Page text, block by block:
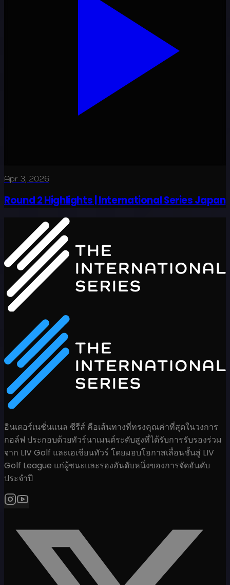
Apr 3, 2026
Round 2 Highlights | International Series Japan
อินเตอร์เนชั่นแนล ซีรีส์ คือเส้นทางที่ทรงคุณค่าที่สุดในวงการ
กอล์ฟ ประกอบด้วยทัวร์นาเมนต์ระดับสูงที่ได้รับการรับรองร่วม
จาก LIV Golf และเอเชียนทัวร์ โดยมอบโอกาสเลื่อนชั้นสู่ LIV
Golf League แก่ผู้ชนะและรองอันดับหนึ่งของการจัดอันดับ
ประจำปี